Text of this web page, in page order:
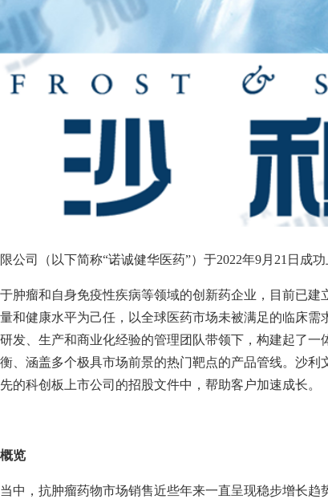
公司（以下简称“诺诚健华医药”）于2022年9月 21 日成
肿瘤和自身免疫性疾病等领域的创新药企业，目前已
和健康水平为己任，以全球医药市场未被满足的临床
发、生产和商业化经验的管理团队带领下，构建起了
、涵盖多个极具市场前景的热门靶点的产品管线。沙
的科创板上市公司的招股文件中，帮助客户加速成长。
览
中，抗肿瘤药物市场销售近些年来一直呈现稳步增长趋